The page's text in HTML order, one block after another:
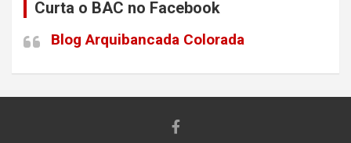
Curta o BAC no Facebook
Blog Arquibancada Colorada